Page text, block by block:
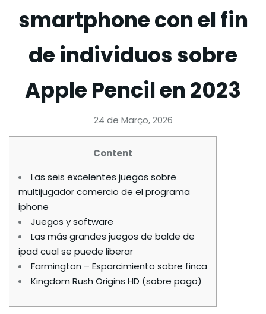
smartphone con el fin
de individuos sobre
Apple Pencil en 2023
24 de Março, 2026
Content
Las seis excelentes juegos sobre
multijugador comercio de el programa
iphone
Juegos y software
Las más grandes juegos de balde de
ipad cual se puede liberar
Farmington – Esparcimiento sobre finca
Kingdom Rush Origins HD (sobre pago)